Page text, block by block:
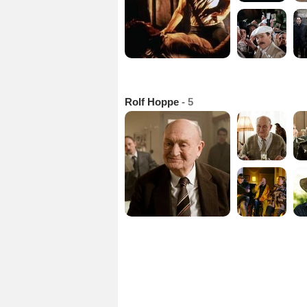
Rolf Hoppe - 5